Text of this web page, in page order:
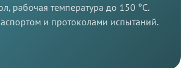
рабочая температура до 150 °C.
и протоколами испытаний.